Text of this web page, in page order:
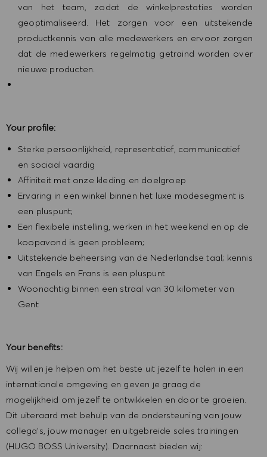
van het team, zodat de winkelprestaties worden
geoptimaliseerd. Het zorgen voor een uitstekende
productkennis van alle medewerkers en ervoor zorgen
dat de medewerkers regelmatig getraind worden over
nieuwe producten.
Your profile:
Sterke persoonlijkheid, representatief, communicatief
en sociaal vaardig
Affiniteit met onze kleding en doelgroep
Ervaring in een winkel binnen het luxe modesegment is
een pluspunt;
Een flexibele instelling, werken in het weekend en op de
koopavond is geen probleem;
Uitstekende beheersing van de Nederlandse taal; kennis
van Engels en Frans is een pluspunt
Woonachtig binnen een straal van 30 kilometer van
Gent
Your benefits:
Wij willen je helpen om het beste uit jezelf te halen in een
internationale omgeving en geven je graag de
mogelijkheid om jezelf te ontwikkelen en door te groeien.
Dit uiteraard met behulp van de ondersteuning van jouw
collega’s, jouw manager en uitgebreide sales trainingen
(HUGO BOSS University). Daarnaast bieden wij: